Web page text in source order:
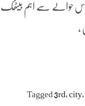
اس حوالے سے اہم بیٹھک
،
Tagged 3rd،city،